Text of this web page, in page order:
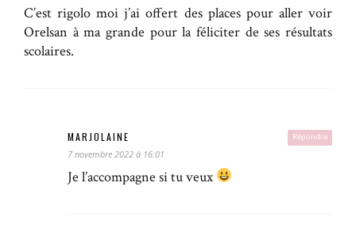
C’est rigolo moi j’ai offert des places pour aller voir
Orelsan à ma grande pour la féliciter de ses résultats
scolaires.
Répondre
MARJOLAINE
7 novembre 2022 à 16:01
Je l’accompagne si tu veux